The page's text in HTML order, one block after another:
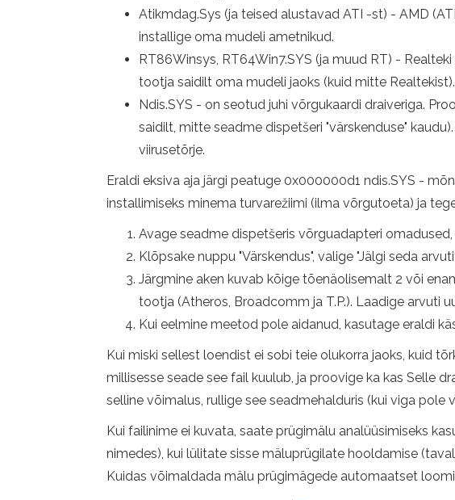
Atikmdag.Sys (ja teised alustavad ATI -st) - AMD
installige oma mudeli ametnikud.
RT86Winsys, RT64Win7.SYS (ja muud RT) -
tootja saidilt oma mudeli jaoks (kuid mitte Realtekist).
Ndis.SYS - on seotud juhi võrgukaardi draiveriga.
saidilt, mitte seadme dispetšeri "värskenduse"
viirusetõrje.
Eraldi eksiva aja järgi peatuge 0x000000d1 ndis.SYS -
installimiseks minema turvarežiimi (ilma võrgutoeta) ja
Avage seadme dispetšeris võrguadapteri omadused,
Klõpsake nuppu "Värskendus", valige "Jälgi seda
Järgmine aken kuvab kõige tõenäolisemalt 2 või
tootja (Atheros, Broadcomm ja T.P.). Laadige arvuti
Kui eelmine meetod pole aidanud, kasutage eraldi
Kui miski sellest loendist ei sobi teie olukorra jaoks, kuid
millisesse seade see fail kuulub, ja proovige ka kas Selle
selline võimalus, rullige see seadmehalduris (kui viga pole
Kui failinime ei kuvata, saate prügimälu analüüsimiseks
nimedes), kui lülitate sisse mäluprügilate hooldamise
Kuidas võimaldada mälu prügimägede automaatset